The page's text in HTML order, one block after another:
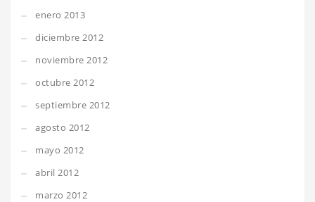
enero 2013
diciembre 2012
noviembre 2012
octubre 2012
septiembre 2012
agosto 2012
mayo 2012
abril 2012
marzo 2012